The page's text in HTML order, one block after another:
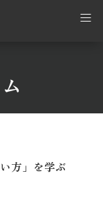
方」を学ぶ